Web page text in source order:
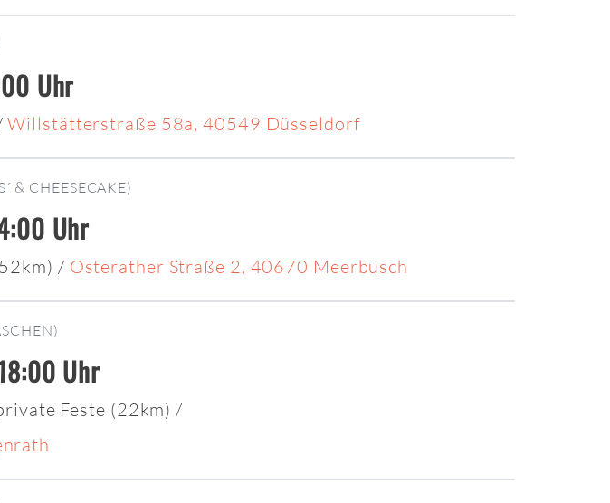
Uhr
Willstätterstraße 58a, 40549 Düsseldorf
& CHEESECAKE)
Uhr
/ Osterather Straße 2, 40670 Meerbusch
Uhr
Feste (22km)/